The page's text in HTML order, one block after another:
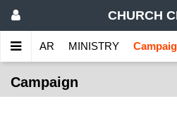
CHURCH
SEMINAR MINISTRY
Campaign